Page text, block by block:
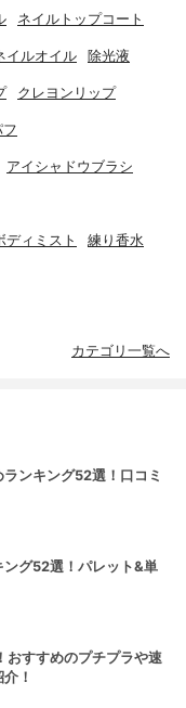
ネイルトップコート
イルオイル 除光液
クレヨンリップ
フ
アイシャドウブラシ
ディミスト 練り香水
カテゴリ一覧へ
ンキング52選！口コミ
グ52選！パレット&単
おすすめのプチプラや速
！